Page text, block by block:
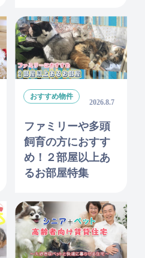
おすすめ物件
2026.8.7
ファミリーや多頭
飼育の方におすす
め！２部屋以上あ
るお部屋特集